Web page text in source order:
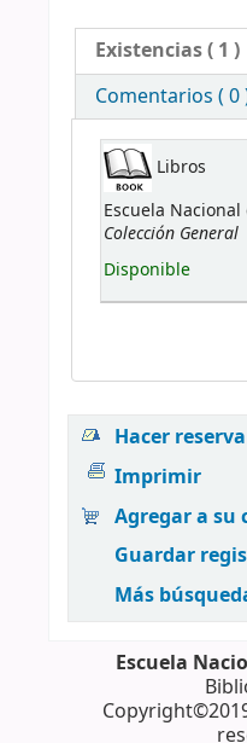
Existencias( 1 )
Comentarios ( 0
Libros
Escuela
Colección General
Disponible
Hacer reserva
Imprimir
Agregar a su
Guardar
Más
Escuela